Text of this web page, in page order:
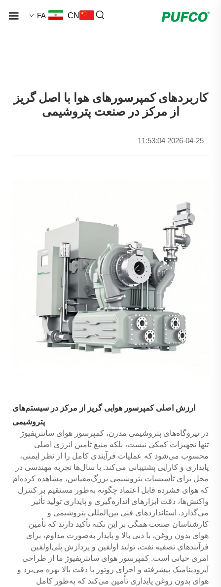
CN
FA
کاربردهای کمپرسورهای هوا با اصل گریز
از مرکز در صنعت پتروشیمی
2026-04-25 11:53:04
ارزش اصلی کمپرسور هوايی گريز از مرکز در سيستم‌های
پتروشيمی
در نیروگاه‌های پتروشیمی مدرن، کمپرسور هوای سانتریفیوژ
تنها تجهیزات کمکی نیست، بلکه منبع تأمین انرژی اصلی
محسوب می‌شود که عملیات فرآیندی کامل را از نظر ایمنی،
پایداری و کارایی پشتیبانی می‌کند. با سال‌ها تجربه مهندسی در
محل برای تأسیسات پتروشیمی بزرگ‌مقیاس، مشاهده کرده‌ام
که هوای فشرده قابل اعتماد چگونه به‌طور مستقیم بر کنترل
واکنش‌ها، دقت ابزارهای اندازه‌گیری و پایداری تولید تأثیر
می‌گذارد. استانداردهای فنی بین‌المللی پتروشیمی و
کارشناسان صنعت همگی بر این نکته تأکید دارند که تأمین
هوای بدون روغن، با دبی بالا و پایدار به‌صورت مداوم، برای
فرآیندهای تصفیه نفت، تولید اولفین و پردازش پلی‌اولفین
امری حیاتی است. کمپرسور هوای سانتریفیوژ ما از طراحی
آیرودینامیک پیشرفته و اجزای روتور با دقت بالا بهره می‌برد و
هوای بدون روغن پایداری تأمین می‌کند که به‌طور کامل